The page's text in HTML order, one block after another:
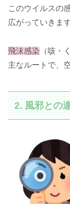
このウイルスの
広がっていきます
飛沫感染 （咳・
主なルートで、
2. 風邪との